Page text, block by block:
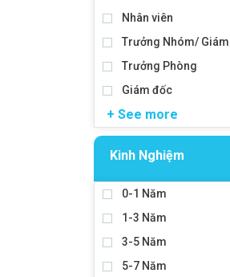
Nhân viên
Trưởng Nhóm/
Trưởng Phòng
Giám đốc
+ See more
Kinh Nghiệm
0-1 Năm
1-3 Năm
3-5 Năm
5-7 Năm